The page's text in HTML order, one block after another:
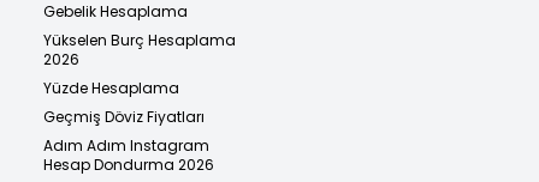
Gebelik Hesaplama
Yükselen Burç Hesaplama
2026
Yüzde Hesaplama
Geçmiş Döviz Fiyatları
Adım Adım Instagram
Hesap Dondurma 2026